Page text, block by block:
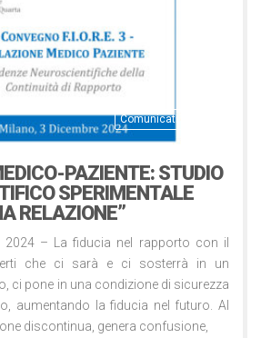
Comunicati Stampa
PAZIENTE: STUDIO
SPERIMENTALE
RELAZIONE”
2024 – La fiducia nel rapporto con il
che ci sarà e ci sosterrà in un
ci pone in una condizione di sicurezza
aumentando la fiducia nel futuro. Al
discontinua, genera confusione,